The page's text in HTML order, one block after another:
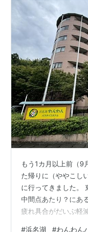
もう1カ月以上前（9
た帰りに（ややこし
に行ってきました。
中間点あたり？にあ
疲れ具合がだいぶ軽
#浜名湖 #わんわん